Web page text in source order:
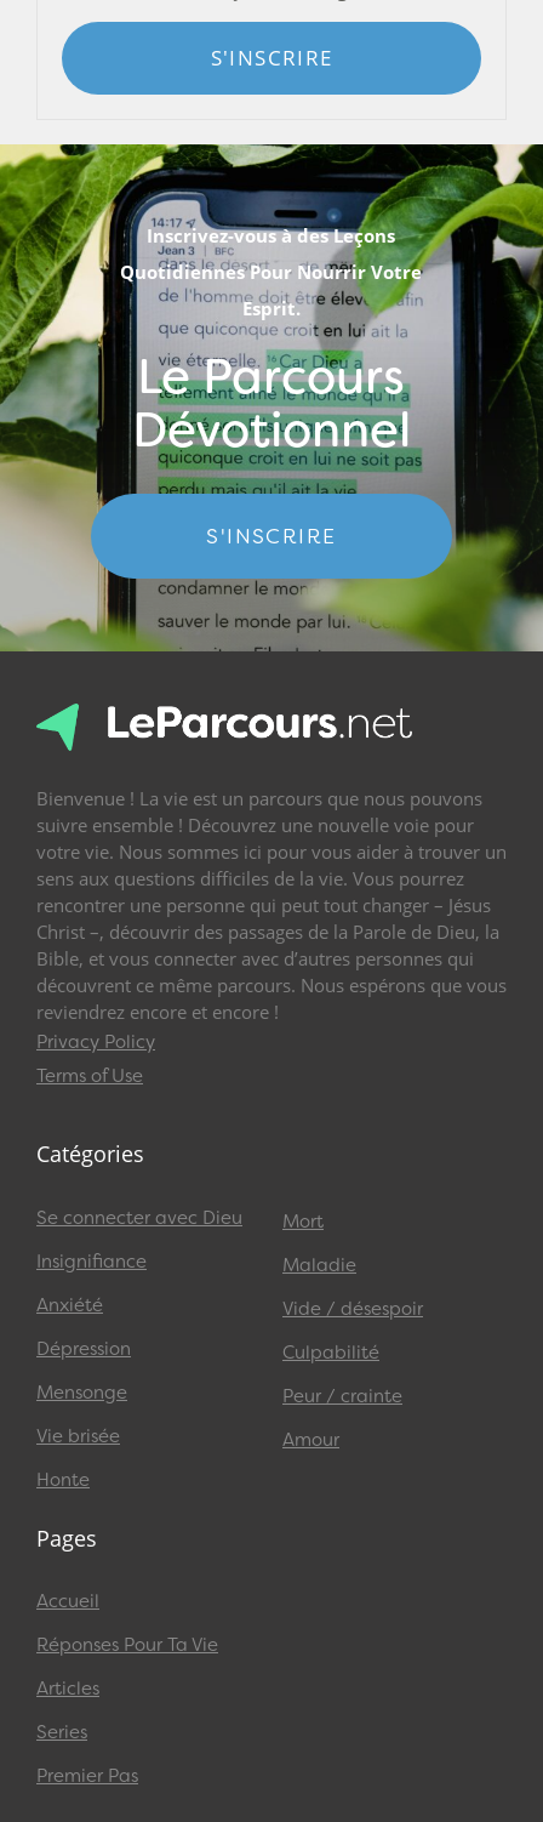
S'INSCRIRE
Inscrivez-vous à des Leçons
Quotidiennes Pour Nourrir Votre
Esprit.
Le Parcours
Dévotionnel
S'INSCRIRE
Bienvenue ! La vie est un parcours que nous pouvons
suivre ensemble ! Découvrez une nouvelle voie pour
votre vie. Nous sommes ici pour vous aider à trouver un
sens aux questions difficiles de la vie. Vous pourrez
rencontrer une personne qui peut tout changer – Jésus
Christ –, découvrir des passages de la Parole de Dieu, la
Bible, et vous connecter avec d’autres personnes qui
découvrent ce même parcours. Nous espérons que vous
reviendrez encore et encore !
Privacy Policy
Terms of Use
Catégories
Se connecter avec Dieu
Insignifiance
Anxiété
Dépression
Mensonge
Vie brisée
Honte
Mort
Maladie
Vide / désespoir
Culpabilité
Peur / crainte
Amour
Pages
Accueil
Réponses Pour Ta Vie
Articles
Series
Premier Pas